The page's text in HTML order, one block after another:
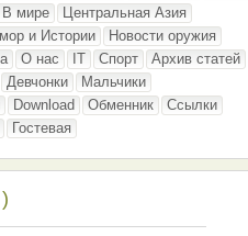
В мире
Центральная Азия
и Истории
Новости оружия
О нас IT Спорт
Архив статей
Девчонки
Мальчики
Download Обменник
Ссылки
Гостевая